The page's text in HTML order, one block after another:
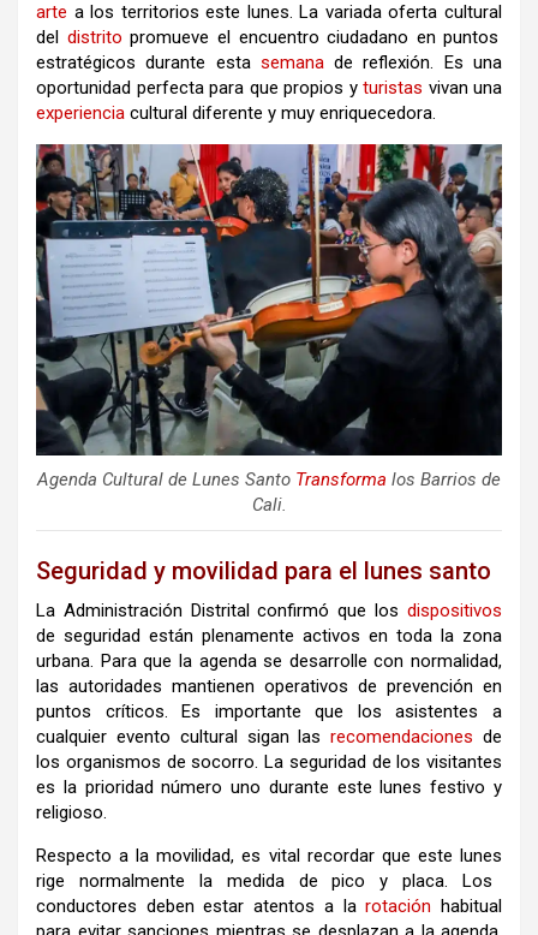
arte a los territorios este lunes. La variada ofertacultural
del distrito promueve el encuentro ciudadano en puntos
estratégicos durante esta semanade reflexión.
Es una
oportunidad perfecta para que propios y turistas vivan una
experiencia cultural diferente y muy enriquecedora.
Agenda Cultural de Lunes Santo Transforma los Barrios de
Cali.
Seguridad y movilidad para el lunes santo
La Administración Distrital confirmó que los dispositivos
de seguridad están plenamente activos en toda la zona
urbana. Para que la agendase desarrolle con normalidad,
las autoridades mantienen operativos de prevención en
puntos críticos.
Es importante que los asistentes a
cualquier evento cultural sigan lasrecomendaciones de
los organismos de socorro. La seguridad de los visitantes
es la prioridad número uno durante este lunes festivo y
religioso.
Respecto a la movilidad, es vital recordar que este lunes
rige normalmente la medida de pico y placa.
Los
conductores deben estar atentos a larotación habitual